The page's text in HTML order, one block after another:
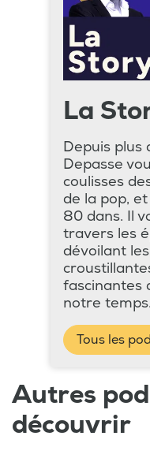
La
Depuis plus
Depasse
coulisses
de la pop,
80 dans. Il
travers les
dévoilant
fascinantes
notre temps.
Tous les
Autres
découvrir